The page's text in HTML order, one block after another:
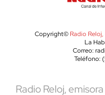
Copyright© Radio
La
Correo:
Teléfono:
Radio Reloj,